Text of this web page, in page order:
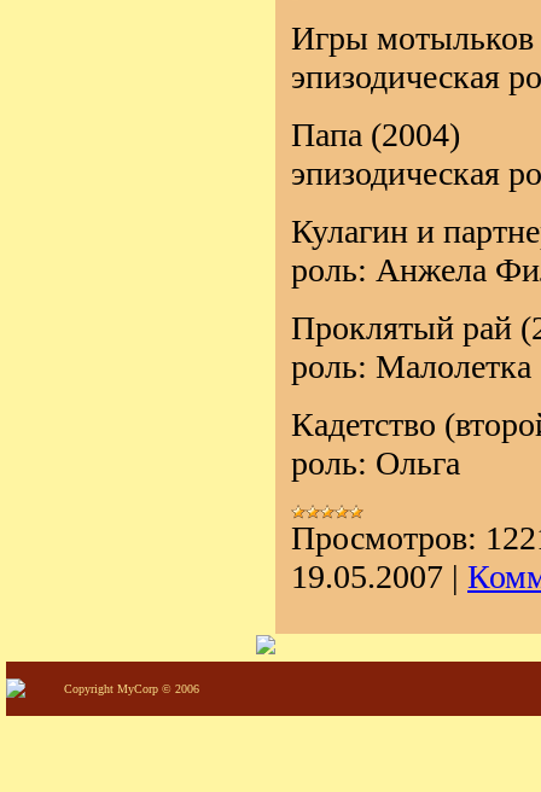
Игры мотыльков
эпизодическая
Папа (2004)
эпизодическая
Кулагин и
роль: Анжела
Проклятый рай
роль: Малолетка
Кадетство
роль: Ольга
Просмотров:
19.05.2007 |
Copyright MyCorp © 2006